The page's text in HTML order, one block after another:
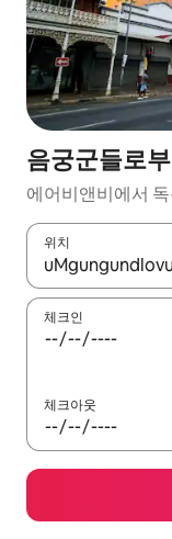
음궁군들로
에어비앤비에서
위치
결과가 나오면 위·
체크인
체크아웃